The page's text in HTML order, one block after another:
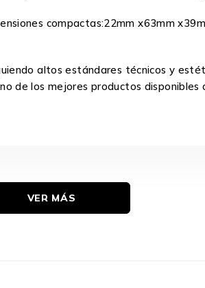
compactas:22mm x63mm
altos estándares técnicos y
de los mejores productos
VER MÁS